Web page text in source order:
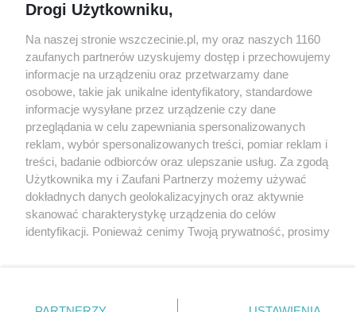
targi
Wernisaże
Więcej
Specjalny koncert z okazji
20. urodzin portalu
wSzczecinie.pl
Regulamin konkursów
śniadaniówka "Hej
Szczecin! Jest piątek!"
Partnerzy
Praca Szczecin
Drogi Użytkowniku,
Na naszej stronie wszczecinie.pl, my oraz naszych 1160
zaufanych partnerów uzyskujemy dostęp i przechowujemy
informacje na urządzeniu oraz przetwarzamy dane
osobowe, takie jak unikalne identyfikatory, standardowe
informacje wysyłane przez urządzenie czy dane
przeglądania w celu zapewniania spersonalizowanych
reklam, wybór spersonalizowanych treści, pomiar reklam i
treści, badanie odbiorców oraz ulepszanie usług. Za zgodą
Użytkownika my i Zaufani Partnerzy możemy używać
dokładnych danych geolokalizacyjnych oraz aktywnie
skanować charakterystykę urządzenia do celów
identyfikacji. Ponieważ cenimy Twoją prywatność, prosimy
prywatności znajdujący się w lewym dolnym rogu strony